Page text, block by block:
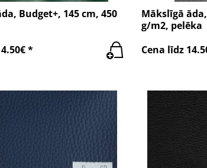
Budget+, 145 cm, 450
*
Mākslīgā
g/m2, pelēka
Cena līdz